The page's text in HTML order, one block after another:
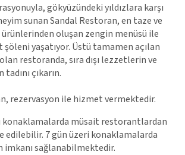
gökyüzündeki yıldızlara karşı
sunan Sandal Restoran, en taze ve
oluşan zengin menüsü ile
şöleni yaşatıyor. Üstü tamamen açılan
restoranda, sıra dışı lezzetlerin ve
çıkarın.
rezervasyon ile hizmet vermektedir.
konaklamalarda müsait restorantlardan
edilebilir. 7 gün üzeri konaklamalarda
imkanı sağlanabilmektedir.